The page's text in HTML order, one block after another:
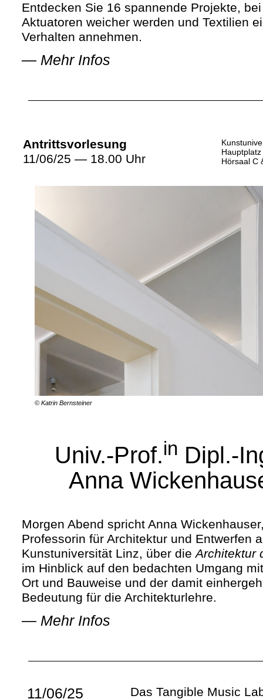
Entdecken Sie 16 spannende Projekte,
Aktuatoren weicher werden und Textilien
Verhalten annehmen.
— Mehr Infos
Antrittsvorlesung
11/06/25 — 18.00 Uhr
Hörsaal C
© Katrin Bernsteiner
Univ.-Prof.in Dipl.-
Anna
Morgen Abend spricht Anna
Professorin für Architektur und Entwerfen
Kunstuniversität Linz, über dieArchitektur
im Hinblick auf den bedachten Umgang
Ort und Bauweise und der damit
Bedeutung für die Architekturlehre.
— Mehr Infos
11/06/25
Das Tangible Music